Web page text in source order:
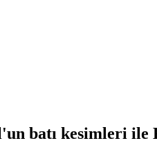
batı kesimleri ile